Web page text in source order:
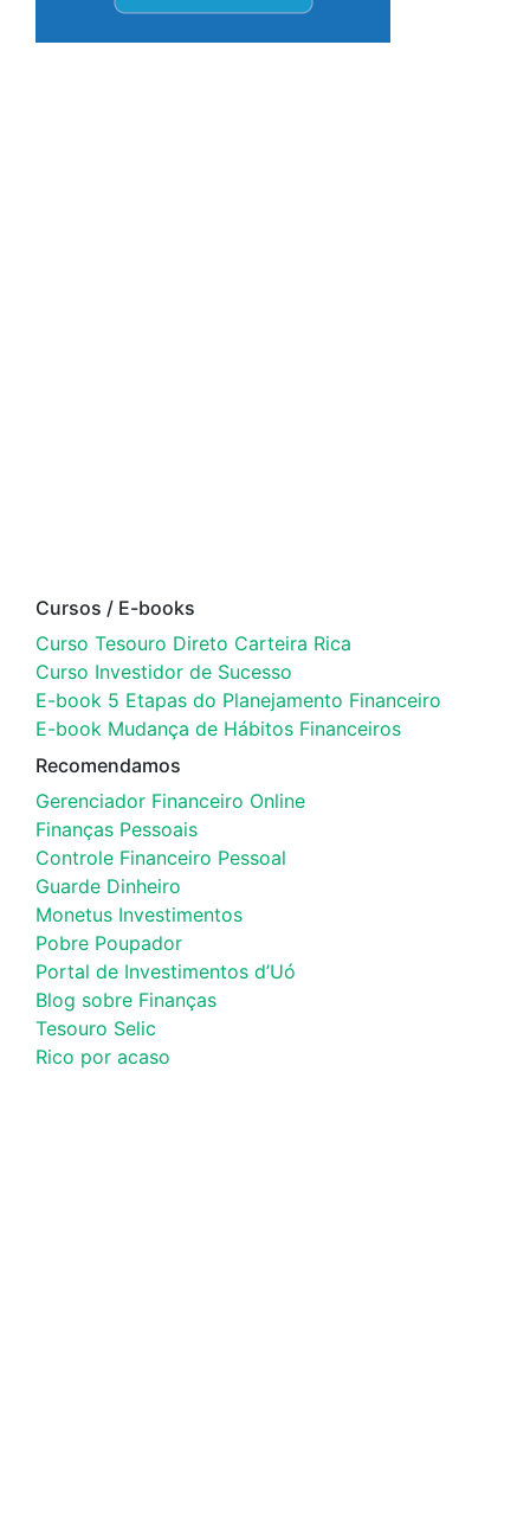
Cursos / E-books
Curso Tesouro Direto Carteira Rica
Curso Investidor de Sucesso
E-book 5 Etapas do Planejamento Financeiro
E-book Mudança de Hábitos Financeiros
Recomendamos
Gerenciador Financeiro Online
Finanças Pessoais
Controle Financeiro Pessoal
Guarde Dinheiro
Monetus Investimentos
Pobre Poupador
Portal de Investimentos d’Uó
Blog sobre Finanças
Tesouro Selic
Rico por acaso